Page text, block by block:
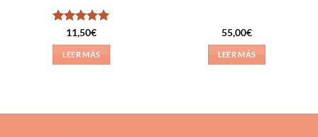
Valorado
con5de 5
11,50€
LEER MÁS
55,00€
LEER MÁS